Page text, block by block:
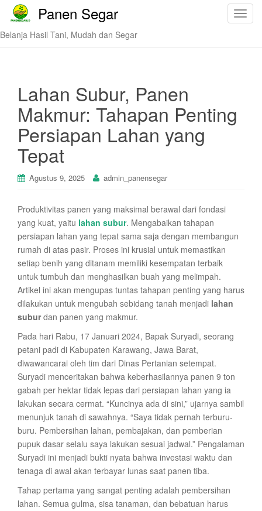
T
Panen Segar
Belanja Hasil Tani, Mudah dan Segar
Lahan Subur, Panen
Makmur: Tahapan Penting
Persiapan Lahan yang
Tepat
Agustus 9, 2025 admin_panensegar
Produktivitas panen yang maksimal berawal dari fondasi
yang kuat, yaitu lahan subur. Mengabaikan tahapan
persiapan lahan yang tepat sama saja dengan membangun
rumah di atas pasir. Proses ini krusial untuk memastikan
setiap benih yang ditanam memiliki kesempatan terbaik
untuk tumbuh dan menghasilkan buah yang melimpah.
Artikel ini akan mengupas tuntas tahapan penting yang harus
dilakukan untuk mengubah sebidang tanah menjadi lahan
suburdan panen yang makmur.
Pada hari Rabu, 17 Januari 2024, Bapak Suryadi, seorang
petani padi di Kabupaten Karawang, Jawa Barat,
diwawancarai oleh tim dari Dinas Pertanian setempat.
Suryadi menceritakan bahwa keberhasilannya panen 9 ton
gabah per hektar tidak lepas dari persiapan lahan yang ia
lakukan secara cermat. “Kuncinya ada di sini,” ujarnya sambil
menunjuk tanah di sawahnya. “Saya tidak pernah terburu-
buru. Pembersihan lahan, pembajakan, dan pemberian
pupuk dasar selalu saya lakukan sesuai jadwal.” Pengalaman
Suryadi ini menjadi bukti nyata bahwa investasi waktu dan
tenaga di awal akan terbayar lunas saat panen tiba.
Tahap pertama yang sangat penting adalah pembersihan
lahan. Semua gulma, sisa tanaman, dan bebatuan harus